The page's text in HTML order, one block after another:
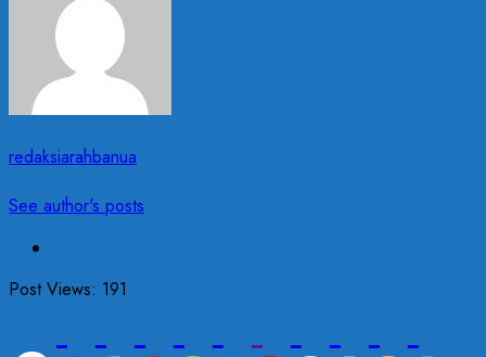
redaksiarahbanua
See author's posts
Post Views: 191